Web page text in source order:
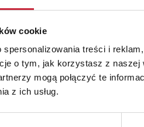
cookie
treści i
o tym, jak korzystasz z naszej
mogą połączyć te
z ich usług.